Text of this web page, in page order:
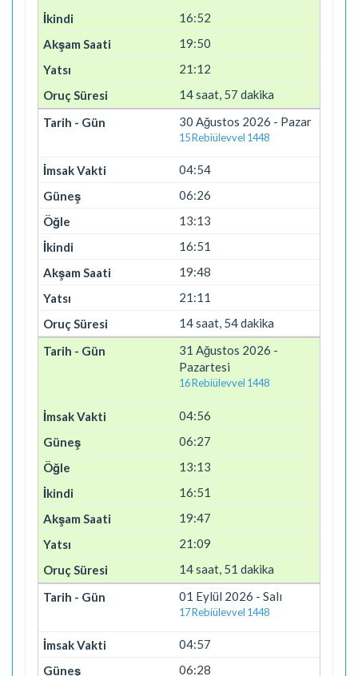
16:52
19:50
21:12
14 saat, 57 dakika
30 Ağustos 2026 - Pazar
15 Rebiülevvel 1448
04:54
06:26
13:13
16:51
19:48
21:11
14 saat, 54 dakika
31 Ağustos 2026 -
Pazartesi
16 Rebiülevvel 1448
04:56
06:27
13:13
16:51
19:47
21:09
14 saat, 51 dakika
01 Eylül 2026 - Salı
17 Rebiülevvel 1448
04:57
06:28